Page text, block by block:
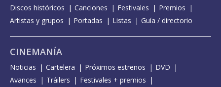
Discos históricos
Canciones Festivales
Premios
Artistas y grupos
Portadas Listas Guía / directorio
CINEMANÍA
Noticias Cartelera Próximos estrenos
DVD
Avances
Tráilers
Festivales + premios